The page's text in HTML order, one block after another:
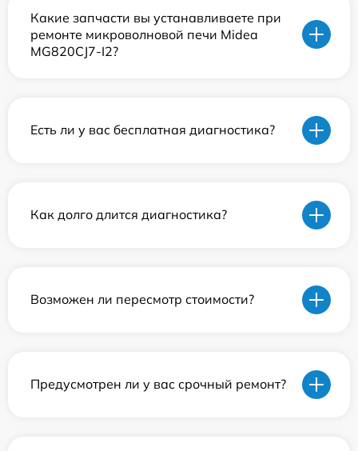
Какие запчасти вы устанавливаете при
ремонте микроволновой печи Midea
MG820CJ7-I2?
Есть ли у вас бесплатная диагностика?
Как долго длится диагностика?
Возможен ли пересмотр стоимости?
Предусмотрен ли у вас срочный ремонт?